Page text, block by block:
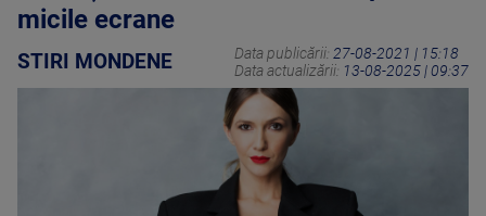
micile ecrane
STIRI MONDENE Data publicării: 27-08-2021 | 15:18
Data actualizării: 13-08-2025 | 09:37